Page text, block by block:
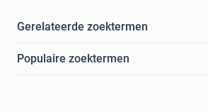
Gerelateerde zoektermen
Populaire zoektermen